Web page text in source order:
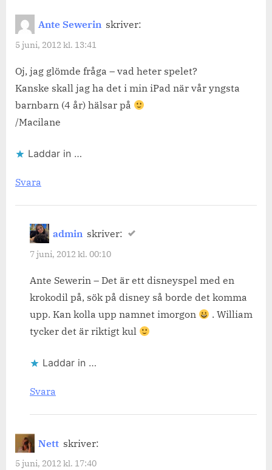
Ante Sewerin skriver:
5 juni, 2012 kl. 13:41
Oj, jag glömde fråga – vad heter spelet?
Kanske skall jag ha det i min iPad när vår yngsta
barnbarn (4 år) hälsar på
/Macilane
Laddar in …
Svara
admin skriver:
7 juni, 2012 kl. 00:10
Ante Sewerin – Det är ett disneyspel med en
krokodil på, sök på disney så borde det komma
upp. Kan kolla upp namnet imorgon
. William
tycker det är riktigt kul
Laddar in …
Svara
Nett skriver:
5 juni, 2012 kl. 17:40